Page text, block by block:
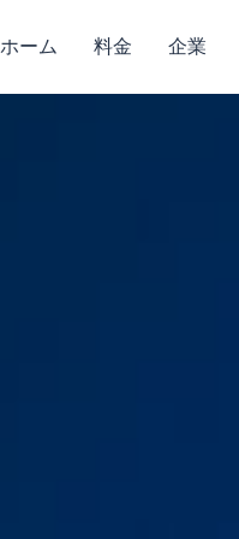
ホーム 料金 企業